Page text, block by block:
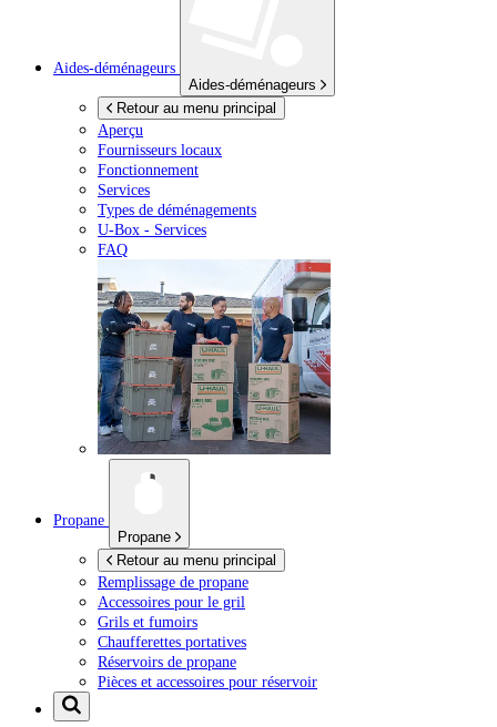
Aides-déménageurs
Aides-déménageurs
Retour au menu principal
Aperçu
Fournisseurs locaux
Fonctionnement
Services
Types de déménagements
U-Box - Services
FAQ
Propane
Propane
Retour au menu principal
Remplissage de propane
Accessoires pour le gril
Grils et fumoirs
Chaufferettes portatives
Réservoirs de propane
Pièces et accessoires pour réservoir